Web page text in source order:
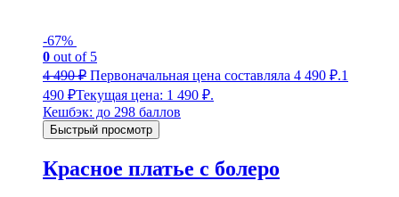
-67%
0 out of 5
4 490₽ Первоначальная цена составляла 4 490 ₽.1
490 ₽Текущая цена: 1 490 ₽.
Кешбэк: до 298 баллов
Быстрый просмотр
Красное платье с болеро